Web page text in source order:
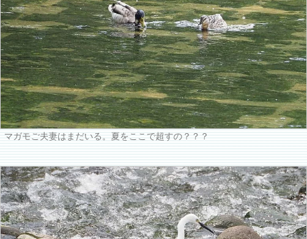
マガモご夫妻はまだいる。夏をここで超すの？？？